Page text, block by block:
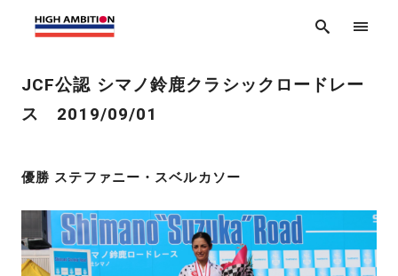
JCF公認 シマノ鈴鹿クラシックロードレー
ス 2019/09/01
優勝 ステファニー・スベルカソー